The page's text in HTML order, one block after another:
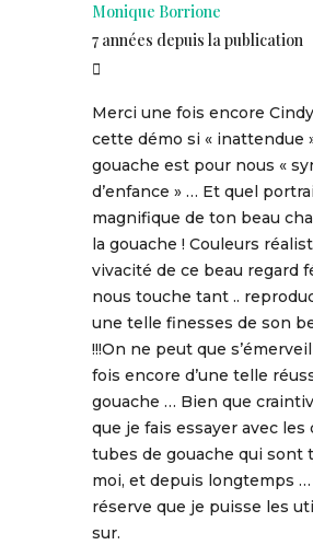
Monique Borrione
7 années depuis la publication
Merci une fois encore
cette démo si « inattendue
gouache est pour nous «
d’enfance » … Et quel
magnifique de ton beau
la gouache ! Couleurs
vivacité de ce beau regard
nous touche tant ..
une telle finesses de son
!!!On ne peut que
fois encore d’une telle
gouache … Bien que
que je fais essayer avec les
tubes de gouache qui sont
moi, et depuis longtemps …
réserve que je puisse les
sur.